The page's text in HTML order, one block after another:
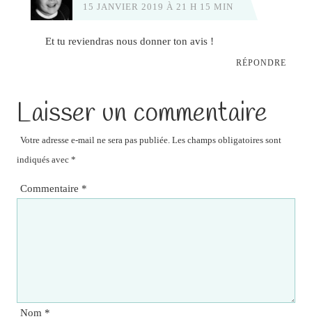
15 JANVIER 2019 À 21 H 15 MIN
Et tu reviendras nous donner ton avis !
RÉPONDRE
Laisser un commentaire
Votre adresse e-mail ne sera pas publiée. Les champs obligatoires sont
indiqués avec *
Commentaire *
Nom *